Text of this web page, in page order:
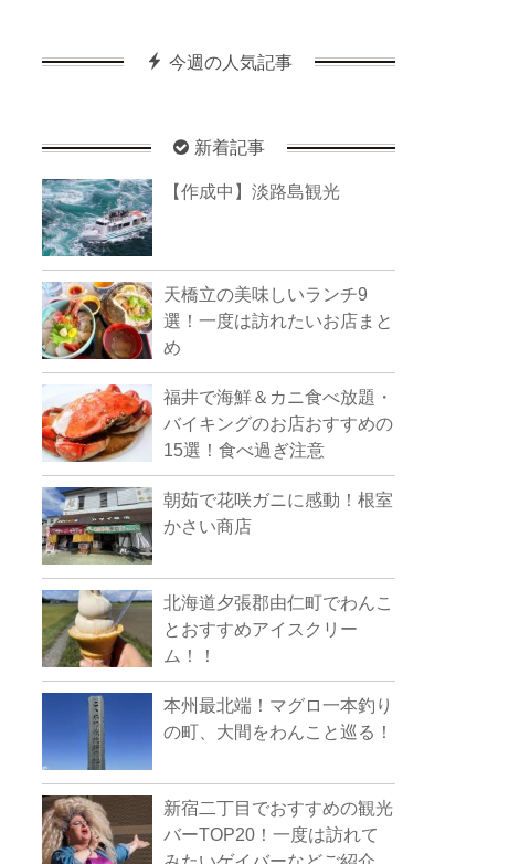
今週の人気記事
新着記事
【作成中】淡路島観光
天橋立の美味しいランチ9
選！一度は訪れたいお店まと
め
福井で海鮮＆カニ食べ放題・
バイキングのお店おすすめの
15選！食べ過ぎ注意
朝茹で花咲ガニに感動！根室
かさい商店
北海道夕張郡由仁町でわんこ
とおすすめアイスクリー
ム！！
本州最北端！マグロ一本釣り
の町、大間をわんこと巡る！
新宿二丁目でおすすめの観光
バーTOP20！一度は訪れて